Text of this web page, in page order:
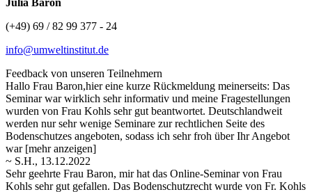
Julia Baron
(+49) 69 / 82 99 377 - 24
info@umweltinstitut.de
Feedback von unseren Teilnehmern
Hallo Frau Baron,hier eine kurze Rückmeldung meinerseits: Das
Seminar war wirklich sehr informativ und meine Fragestellungen
wurden von Frau Kohls sehr gut beantwortet. Deutschlandweit
werden nur sehr wenige Seminare zur rechtlichen Seite des
Bodenschutzes angeboten, sodass ich sehr froh über Ihr Angebot
war [mehr anzeigen]
~ S.H., 13.12.2022
Sehr geehrte Frau Baron, mir hat das Online-Seminar von Frau
Kohls sehr gut gefallen. Das Bodenschutzrecht wurde von Fr. Kohls